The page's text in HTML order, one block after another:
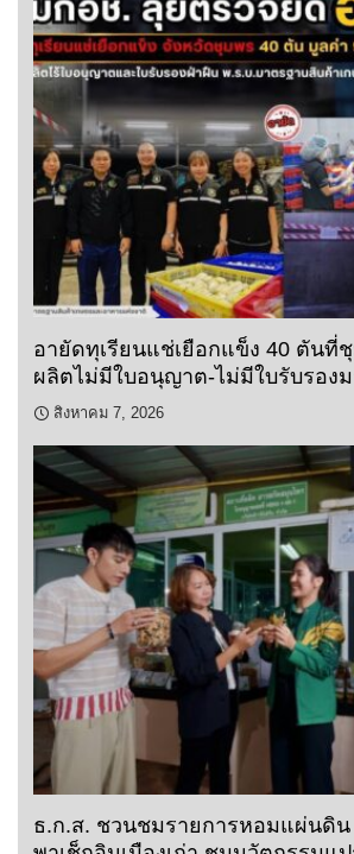
อายัดทุเรียนแช่เยือกแข็ง 40 ตันที่
ผลิตไม่มีใบอนุญาต-ไม่มีใบรับรอง
สิงหาคม 7, 2026
ธ.ก.ส. ชวนชมรายการหอมแผ่นดิน